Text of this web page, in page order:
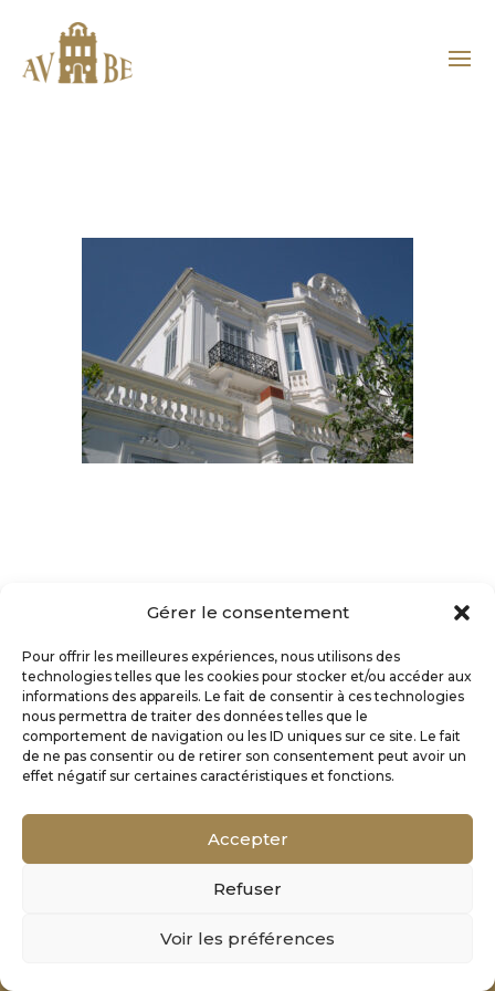
Gérer le consentement
Pour offrir les meilleures expériences, nous utilisons des
technologies telles que les cookies pour stocker et/ou accéder aux
informations des appareils. Le fait de consentir à ces technologies
nous permettra de traiter des données telles que le
comportement de navigation ou les ID uniques sur ce site. Le fait
de ne pas consentir ou de retirer son consentement peut avoir un
effet négatif sur certaines caractéristiques et fonctions.
Accepter
Refuser
Voir les préférences
Mentions Légales